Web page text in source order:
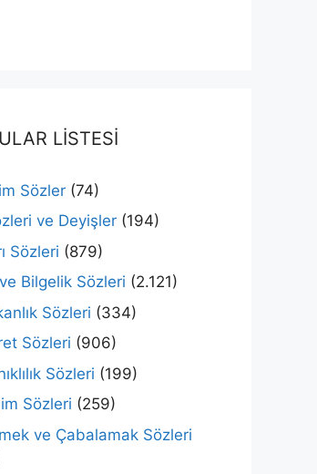
LİSTESİ
Sözler (74)
ve Deyişler (194)
Sözleri (879)
Bilgelik Sözleri (2.121)
Sözleri (334)
Sözleri (906)
Sözleri (199)
Sözleri (259)
ve Çabalamak Sözleri